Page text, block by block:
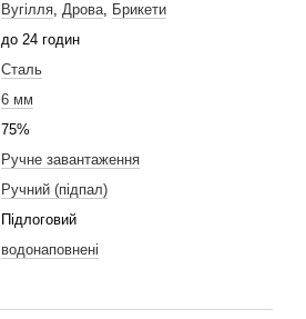
Вугілля,Дрова, Брикети
до 24 годин
Сталь
6 мм
75%
Ручне завантаження
Ручний (підпал)
Підлоговий
водонаповнені